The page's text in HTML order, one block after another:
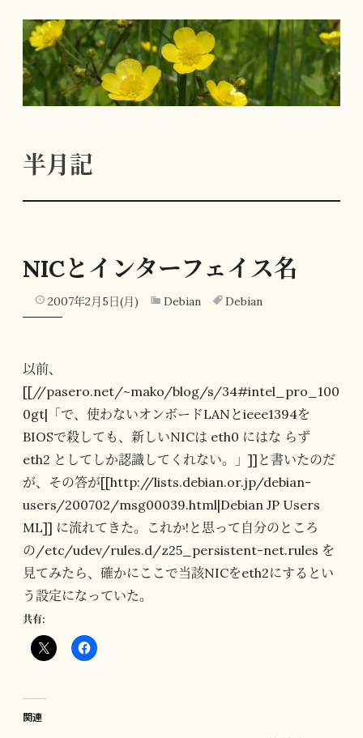
コ
ン
テ
ン
ス
半月記
NICとインターフェイス名
2007年2月5日(月) Debian Debian
以前、
[[//pasero.net/~mako/blog/s/34#intel_pro_100
0gt|「で、使わないオンボードLANとieee1394を
BIOSで殺しても、新しいNICは eth0 にはな らず
eth2 としてしか認識してくれない。」]]と書いたのだ
が、その答が[[http://lists.debian.or.jp/debian-
users/200702/msg00039.html|Debian JP Users
ML]] に流れてきた。これか!と思って自分のところ
の/etc/udev/rules.d/z25_persistent-net.rules を
見てみたら、確かにここで当該NICをeth2にするとい
う設定になっていた。
共有:
関連